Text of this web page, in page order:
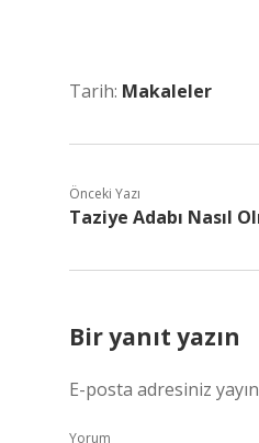
Tarih: Makaleler
Önceki Yazı
Taziye Adabı Nasıl
Bir yanıt yazın
E-posta adresiniz
Yorum